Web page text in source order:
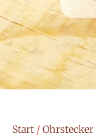
Start / Ohrstecker